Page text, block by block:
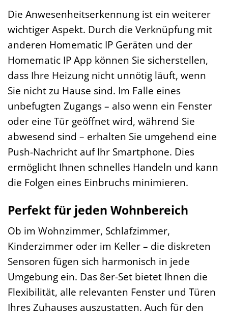
Die Anwesenheitserkennung ist ein weiterer
wichtiger Aspekt. Durch die Verknüpfung mit
anderen Homematic IP Geräten und der
Homematic IP App können Sie sicherstellen,
dass Ihre Heizung nicht unnötig läuft, wenn
Sie nicht zu Hause sind. Im Falle eines
unbefugten Zugangs – also wenn ein Fenster
oder eine Tür geöffnet wird, während Sie
abwesend sind – erhalten Sie umgehend eine
Push-Nachricht auf Ihr Smartphone. Dies
ermöglicht Ihnen schnelles Handeln und kann
die Folgen eines Einbruchs minimieren.
Perfekt für jeden Wohnbereich
Ob im Wohnzimmer, Schlafzimmer,
Kinderzimmer oder im Keller – die diskreten
Sensoren fügen sich harmonisch in jede
Umgebung ein. Das 8er-Set bietet Ihnen die
Flexibilität, alle relevanten Fenster und Türen
Ihres Zuhauses auszustatten. Auch für den